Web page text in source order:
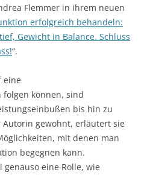
Flemmer in ihrem neuen
erfolgreich behandeln:
Gewicht in Balance. Schluss
“.
eine
können, sind
bis hin zu
Autorin gewohnt, erläutert sie
mit denen man
begegnen kann.
eine Rolle, wie